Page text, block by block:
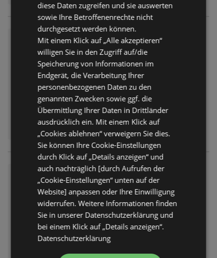
SCONTO: Prospekt
Prospekt nicht mehr gültig
Abgelaufen am: 14.07.2026
SCONTO: Prospekt
Prospekt
Abgelaufen am: 09.06.2026
diese Daten zugreifen und sie auswerten
sowie Ihre Betroffenenrechte nicht
durchgesetzt werden können.
Mit einem Klick auf „Alle akzeptieren“
willigen Sie in den Zugriff auf/die
Speicherung von Informationen im
Endgerät, die Verarbeitung Ihrer
personenbezogenen Daten zu den
genannten Zwecken sowie ggf. die
Übermittlung Ihrer Daten in Drittländer
ausdrücklich ein. Mit einem Klick auf
„Cookies ablehnen“ verweigern Sie dies.
Sie können Ihre Cookie-Einstellungen
durch Klick auf „Details anzeigen“ und
auch nachträglich [durch Aufrufen der
„Cookie-Einstellungen“ unten auf der
Website] anpassen oder Ihre Einwilligung
widerrufen. Weitere Informationen finden
Sie in unserer Datenschutzerklärung und
bei einem Klick auf „Details anzeigen“.
Datenschutzerklärung